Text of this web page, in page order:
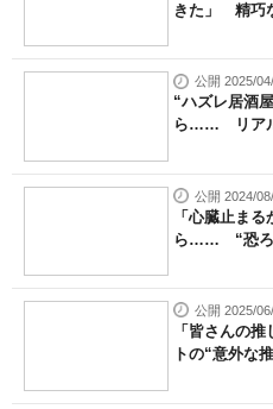
きた」 精巧
公開 2025/
“ハズレ居酒
ら…… リアル
公開 2024/
「心臓止ま
ら…… “恐ろ
公開 2025/
「皆さんの
トの“意外な